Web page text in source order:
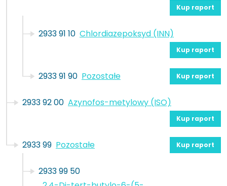
Kup raport
2933 91 10 Chlordiazepoksyd (INN)
Kup raport
2933 91 90 Pozostałe Kup raport
2933 92 00 Azynofos-metylowy (ISO)
Kup raport
2933 99 Pozostałe Kup raport
2933 99 50